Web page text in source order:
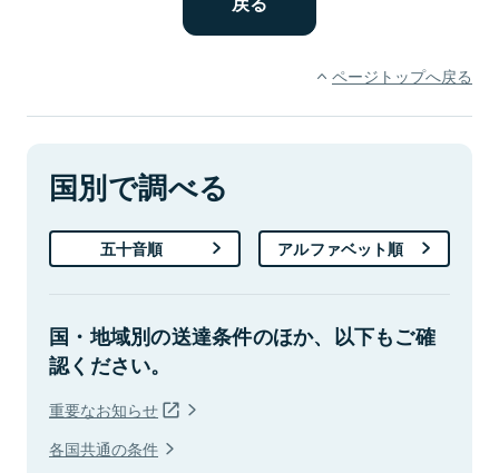
ページトップへ戻る
国別で調べる
五十音順 アルファベット順
国・地域別の送達条件のほか、以下もご確
認ください。
重要なお知らせ
各国共通の条件